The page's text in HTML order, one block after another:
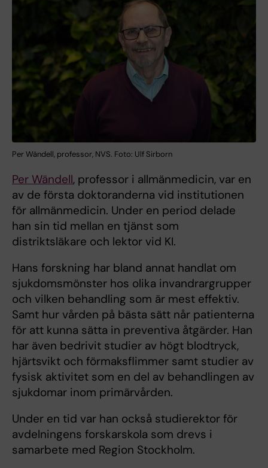
Per Wändell, professor, NVS. Foto: Ulf Sirborn
Per Wändell, professor i allmänmedicin, var en
av de första doktoranderna vid institutionen
för allmänmedicin. Under en period delade
han sin tid mellan en tjänst som
distriktsläkare och lektor vid KI.
Hans forskning har bland annat handlat om
sjukdomsmönster hos olika invandrargrupper
och vilken behandling som är mest effektiv.
Samt hur vården på bästa sätt når patienterna
för att kunna sätta in preventiva åtgärder. Han
har även bedrivit studier av högt blodtryck,
hjärtsvikt och förmaksflimmer samt studier av
fysisk aktivitet som en del av behandlingen av
sjukdomar inom primärvården.
Under en tid var han också studierektor för
avdelningens forskarskola som drevs i
samarbete med Region Stockholm.